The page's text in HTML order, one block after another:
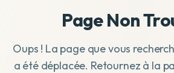
Page Non
Oups ! La page que vous
a été déplacée. Retournez à la